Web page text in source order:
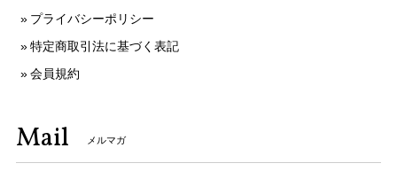
プライバシーポリシー
特定商取引法に基づく表記
会員規約
Mail メルマガ